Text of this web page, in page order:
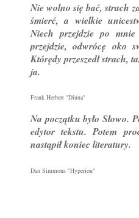
Nie wolno się bać, strach
śmierć, a wielkie
Niech przejdzie po
przejdzie, odwrócę oko
Którędy przeszedł strach,
ja.
Frank Herbert "Diuna"
Na początku było Słowo.
edytor tekstu. Potem
nastąpił koniec literatury.
Dan Simmons "Hyperion"